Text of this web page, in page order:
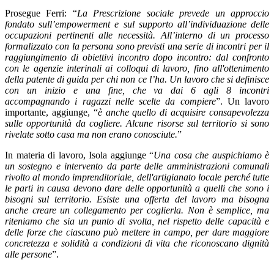
Prosegue Ferri: “La Prescrizione sociale prevede un approccio
fondato sull’empowerment e sul supporto all’individuazione delle
occupazioni pertinenti alle necessità. All’interno di un processo
formalizzato con la persona sono previsti una serie di incontri per il
raggiungimento di obiettivi incontro dopo incontro: dal confronto
con le agenzie interinali ai colloqui di lavoro, fino all'ottenimento
della patente di guida per chi non ce l’ha. Un lavoro che si definisce
con un inizio e una fine, che va dai 6 agli 8 incontri
accompagnando i ragazzi nelle scelte da compiere”. Un lavoro
importante, aggiunge, “è anche quello di acquisire consapevolezza
sulle opportunità da cogliere. Alcune risorse sul territorio si sono
rivelate sotto casa ma non erano conosciute.”
In materia di lavoro, Isola aggiunge “Una cosa che auspichiamo è
un sostegno e intervento da parte delle amministrazioni comunali
rivolto al mondo imprenditoriale, dell'artigianato locale perché tutte
le parti in causa devono dare delle opportunità a quelli che sono i
bisogni sul territorio. Esiste una offerta del lavoro ma bisogna
anche creare un collegamento per coglierla. Non è semplice, ma
riteniamo che sia un punto di svolta, nel rispetto delle capacità e
delle forze che ciascuno può mettere in campo, per dare maggiore
concretezza e solidità a condizioni di vita che riconoscano dignità
alle persone”.